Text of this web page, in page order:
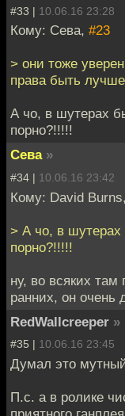
#33 | 10.06.16 23:28
Кому: Сева, #23
> они тоже
права быть
А чо, в шутерах
порно?!!!!!
Сева »
#34 | 10.06.16 23:42
Кому: David Burns,
> А чо, в
порно?!!!!!
ну, во всяких там
ранних, он очень
RedWallcreeper »
#35 | 10.06.16 23:45
Думал это
П.с. а в ролике